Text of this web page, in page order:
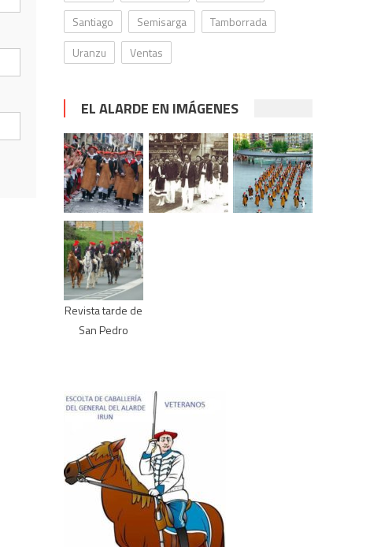
Santiago
Semisarga
Tamborrada
Uranzu
Ventas
EL ALARDE EN IMÁGENES
Revista tarde de
San Pedro